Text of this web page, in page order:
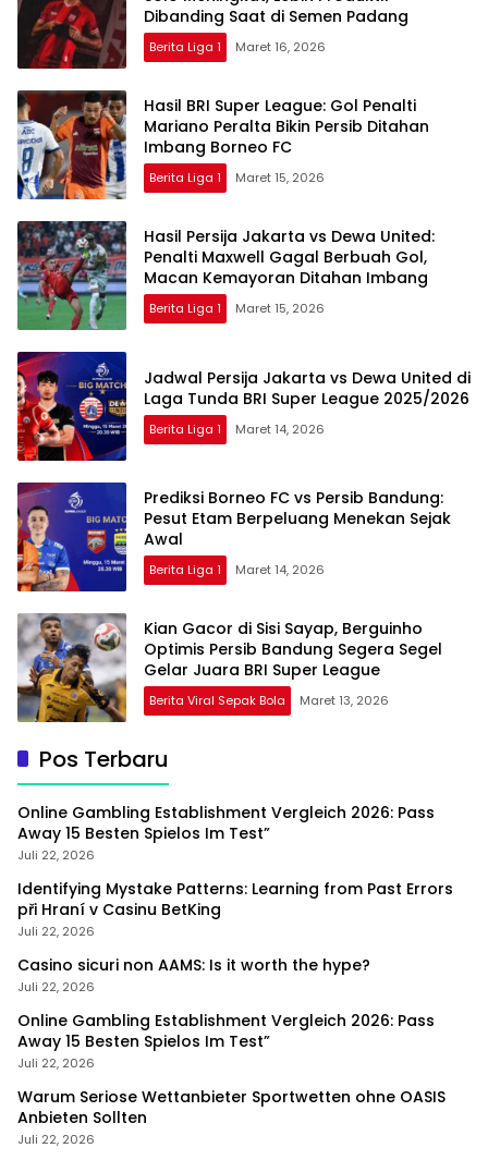
Dibanding Saat di Semen Padang
Berita Liga 1 Maret 16, 2026
Hasil BRI Super League: Gol Penalti
Mariano Peralta Bikin Persib Ditahan
Imbang Borneo FC
Berita Liga 1 Maret 15, 2026
Hasil Persija Jakarta vs Dewa United:
Penalti Maxwell Gagal Berbuah Gol,
Macan Kemayoran Ditahan Imbang
Berita Liga 1 Maret 15, 2026
Jadwal Persija Jakarta vs Dewa United di
Laga Tunda BRI Super League 2025/2026
Berita Liga 1 Maret 14, 2026
Prediksi Borneo FC vs Persib Bandung:
Pesut Etam Berpeluang Menekan Sejak
Awal
Berita Liga 1 Maret 14, 2026
Kian Gacor di Sisi Sayap, Berguinho
Optimis Persib Bandung Segera Segel
Gelar Juara BRI Super League
Berita Viral Sepak Bola Maret 13, 2026
Pos Terbaru
Online Gambling Establishment Vergleich 2026: Pass
Away 15 Besten Spielos Im Test”
Juli 22, 2026
Identifying Mystake Patterns: Learning from Past Errors
při Hraní v Casinu BetKing
Juli 22, 2026
Casino sicuri non AAMS: Is it worth the hype?
Juli 22, 2026
Online Gambling Establishment Vergleich 2026: Pass
Away 15 Besten Spielos Im Test”
Juli 22, 2026
Warum Seriose Wettanbieter Sportwetten ohne OASIS
Anbieten Sollten
Juli 22, 2026